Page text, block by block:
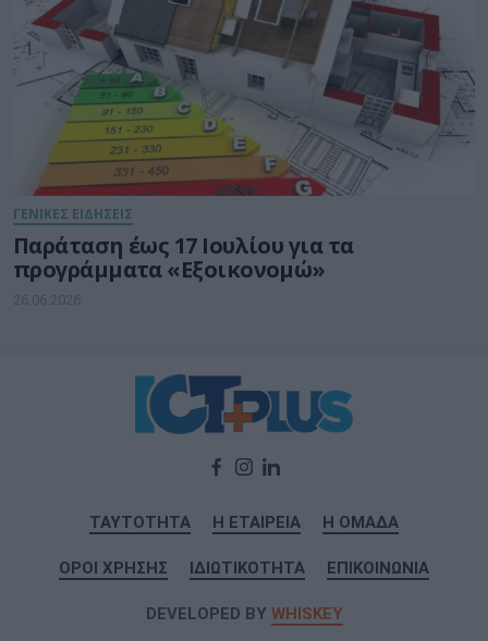
ΓΕΝΙΚΕΣ ΕΙΔΗΣΕΙΣ
Παράταση έως 17 Ιουλίου για τα
προγράμματα «Εξοικονομώ»
26.06.2026
ΤΑΥΤΟΤΗΤΑ Η ΕΤΑΙΡΕΙΑ Η ΟΜΑΔΑ
ΟΡΟΙ ΧΡΗΣΗΣ ΙΔΙΩΤΙΚΟΤΗΤΑ ΕΠΙΚΟΙΝΩΝΙΑ
DEVELOPED BY WHISKEY